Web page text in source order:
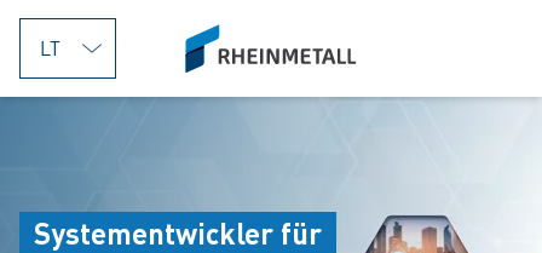
jumpToMain
siteLogo
Systementwickler für